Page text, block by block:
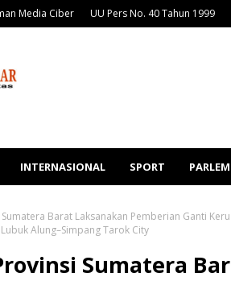
Media Ciber UU Pers No. 40 Tahun 1999
INTERNASIONAL SPORT
Barat Laksanakan Pemberian Ganti
Alung–Simpang Tarok City
Sumatera